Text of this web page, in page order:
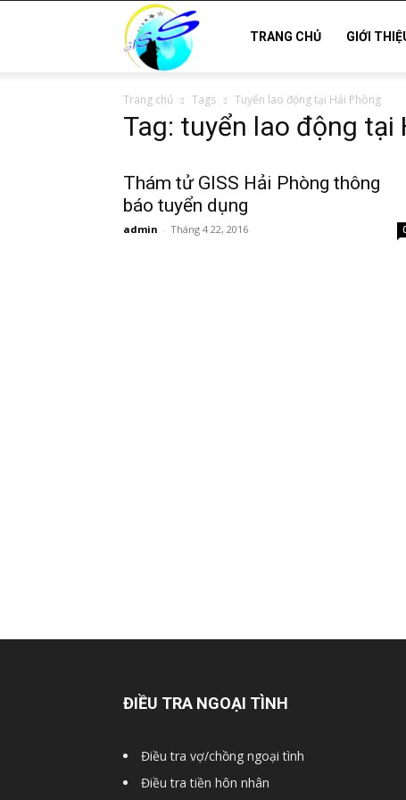
tử
Hải
Giss
TRANG CHỦ GIỚI
Trang chủ Tags Tuyển lao động tại Hải Phòng
Tag: tuyển lao động tại
Thám tử GISS Hải Phòng thông
báo tuyển dụng
admin - Tháng 4 22, 2016
ĐIỀU TRA NGOẠI TÌNH
Điều tra vợ/chồng ngoại tình
Điều tra tiền hôn nhân